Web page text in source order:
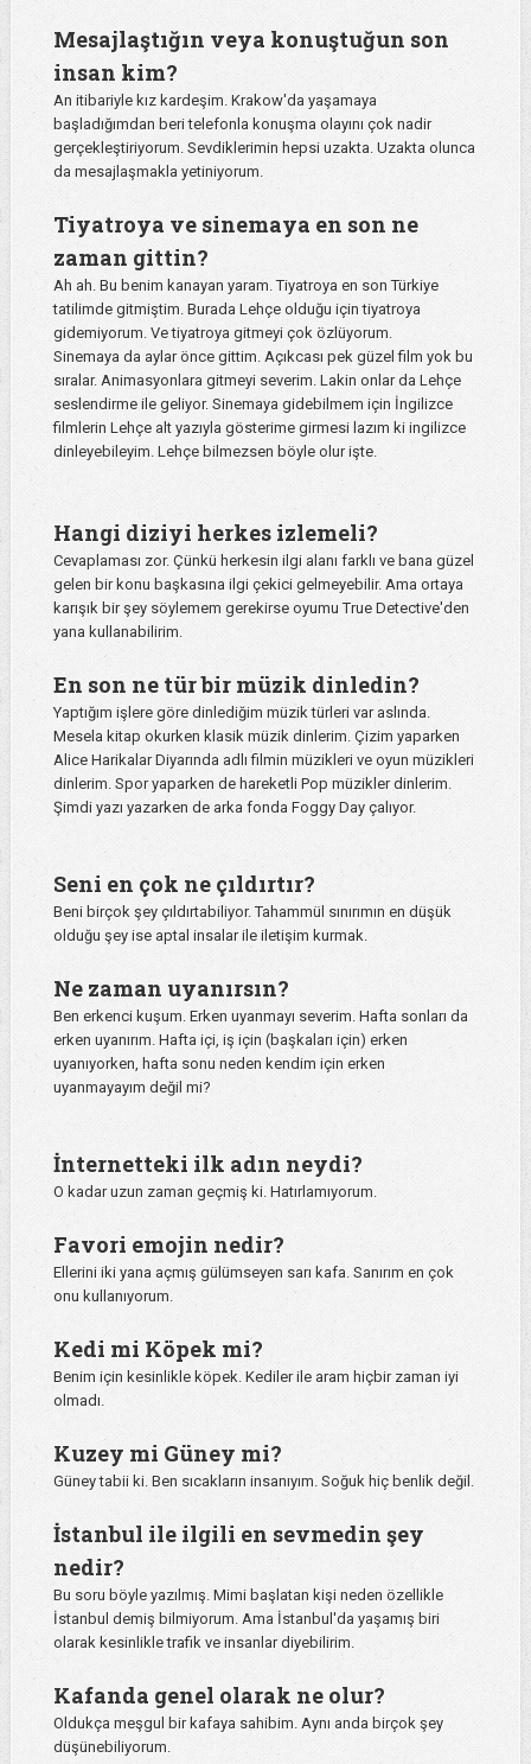
Mesajlaştığın veya konuştuğun son
insan kim?
An itibariyle kız kardeşim. Krakow'da yaşamaya
başladığımdan beri telefonla konuşma olayını çok nadir
gerçekleştiriyorum. Sevdiklerimin hepsi uzakta. Uzakta olunca
da mesajlaşmakla yetiniyorum.
Tiyatroya ve sinemaya en son ne
zaman gittin?
Ah ah. Bu benim kanayan yaram. Tiyatroya en son Türkiye
tatilimde gitmiştim. Burada Lehçe olduğu için tiyatroya
gidemiyorum. Ve tiyatroya gitmeyi çok özlüyorum.
Sinemaya da aylar önce gittim. Açıkcası pek güzel film yok bu
sıralar. Animasyonlara gitmeyi severim. Lakin onlar da Lehçe
seslendirme ile geliyor. Sinemaya gidebilmem için İngilizce
filmlerin Lehçe alt yazıyla gösterime girmesi lazım ki ingilizce
dinleyebileyim. Lehçe bilmezsen böyle olur işte.
Hangi diziyi herkes izlemeli?
Cevaplaması zor. Çünkü herkesin ilgi alanı farklı ve bana güzel
gelen bir konu başkasına ilgi çekici gelmeyebilir. Ama ortaya
karışık bir şey söylemem gerekirse oyumu True Detective'den
yana kullanabilirim.
En son ne tür bir müzik dinledin?
Yaptığım işlere göre dinlediğim müzik türleri var aslında.
Mesela kitap okurken klasik müzik dinlerim. Çizim yaparken
Alice Harikalar Diyarında adlı filmin müzikleri ve oyun müzikleri
dinlerim. Spor yaparken de hareketli Pop müzikler dinlerim.
Şimdi yazı yazarken de arka fonda Foggy Day çalıyor.
Seni en çok ne çıldırtır?
Beni birçok şey çıldırtabiliyor. Tahammül sınırımın en düşük
olduğu şey ise aptal insalar ile iletişim kurmak.
Ne zaman uyanırsın?
Ben erkenci kuşum. Erken uyanmayı severim. Hafta sonları da
erken uyanırım. Hafta içi, iş için (başkaları için) erken
uyanıyorken, hafta sonu neden kendim için erken
uyanmayayım değil mi?
İnternetteki ilk adın neydi?
O kadar uzun zaman geçmiş ki. Hatırlamıyorum.
Favori emojin nedir?
Ellerini iki yana açmış gülümseyen sarı kafa. Sanırım en çok
onu kullanıyorum.
Kedi mi Köpek mi?
Benim için kesinlikle köpek. Kediler ile aram hiçbir zaman iyi
olmadı.
Kuzey mi Güney mi?
Güney tabii ki. Ben sıcakların insanıyım. Soğuk hiç benlik değil.
İstanbul ile ilgili en sevmedin şey
nedir?
Bu soru böyle yazılmış. Mimi başlatan kişi neden özellikle
İstanbul demiş bilmiyorum. Ama İstanbul'da yaşamış biri
olarak kesinlikle trafik ve insanlar diyebilirim.
Kafanda genel olarak ne olur?
Oldukça meşgul bir kafaya sahibim. Aynı anda birçok şey
düşünebiliyorum.